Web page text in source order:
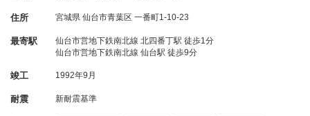
住所 宮城県 仙台市青葉区 一番町1-10-23
最寄駅
仙台市営地下鉄南北線 北四番丁駅 徒歩1分
仙台市営地下鉄南北線 仙台駅 徒歩9分
竣工 1992年9月
耐震 新耐震基準